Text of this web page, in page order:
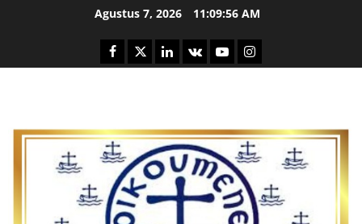
Agustus 7, 2026 11:09:58 AM
Facebook
TwitterLinkedin
VK YoutubeInstagram